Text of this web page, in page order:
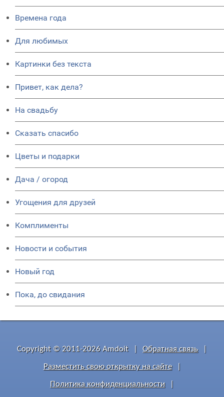
Времена года
Для любимых
Картинки без текста
Привет, как дела?
На свадьбу
Сказать спасибо
Цветы и подарки
Дача / огород
Угощения для друзей
Комплименты
Новости и события
Новый год
Пока, до свидания
Copyright © 2011-2026 Amdoit Обратная связь
Разместить свою открытку на сайте
Политика конфиденциальности